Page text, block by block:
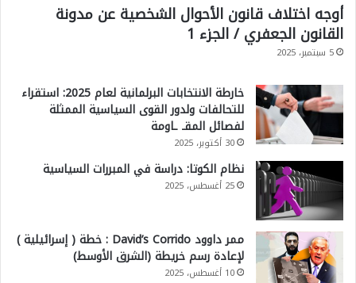
أوجه اختلاف قانون الأحوال الشخصية عن مدونة
القانون الجعفري / الجزء 1
5 سبتمبر، 2025
خارطة الانتخابات البرلمانية لعام 2025: استقراء
للتحالفات ولدور القوى السياسية الممثلة
لفصائل المقـ ـاومة
30 أكتوبر، 2025
نظام الكوتا: دراسة في المبررات السياسية
25 أغسطس، 2025
ممر داوود David’s Corrido : خطة ( إسرائيلية )
لإعادة رسم خريطة (الشرق الأوسط)
10 أغسطس، 2025